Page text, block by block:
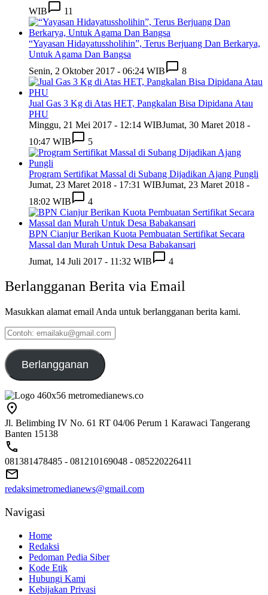
WIB
11
“Yayasan Hidayatussholihin”, Terus Berjuang Dan Berkarya,
Untuk Agama Dan Bangsa
Senin, 2 Oktober 2017 - 06:24 WIB
8
Jual Gas 3 Kg di Atas HET, Pangkalan Bisa Dipidana Atau
PHU
Minggu, 21 Mei 2017 - 12:14 WIBJumat, 30 Maret 2018 -
10:47 WIB
5
Program Sertifikat Massal di Subang Dijadikan Ajang Pungli
Jumat, 23 Maret 2018 - 17:31 WIBJumat, 23 Maret 2018 -
18:02 WIB
4
BPN Cianjur Berikan Kuota Pembuatan Sertifikat Secara
Massal dan Murah Untuk Desa Babakansari
Jumat, 14 Juli 2017 - 11:32 WIB
4
Berlangganan Berita via Email
Masukkan alamat email Anda untuk berlangganan berita kami.
Contoh:
emailaku@gmail.com
Berlangganan
Jl. Belimbing IV No. 61 RT 04/06 Perum 1 Karawaci Tangerang
Banten 15138
081381478485 - 081210169048 - 085220226411
redaksimetromedianews@gmail.com
Navigasi
Home
Redaksi
Pedoman Pedia Siber
Kode Etik
Hubungi Kami
Kebijakan Privasi